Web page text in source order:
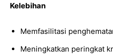
Kelebihan
Memfasilitasi
Meningkatkan peringkat